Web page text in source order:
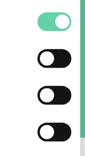
ideoita ja